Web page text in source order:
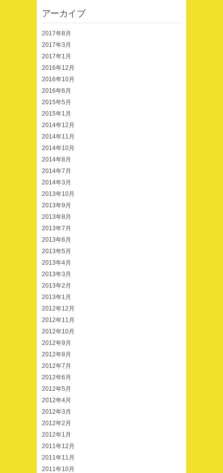
アーカイブ
2017年8月
2017年3月
2017年1月
2016年12月
2016年10月
2016年6月
2015年5月
2015年1月
2014年12月
2014年11月
2014年10月
2014年8月
2014年7月
2014年3月
2013年10月
2013年9月
2013年8月
2013年7月
2013年6月
2013年5月
2013年4月
2013年3月
2013年2月
2013年1月
2012年12月
2012年11月
2012年10月
2012年9月
2012年8月
2012年7月
2012年6月
2012年5月
2012年4月
2012年3月
2012年2月
2012年1月
2011年12月
2011年11月
2011年10月